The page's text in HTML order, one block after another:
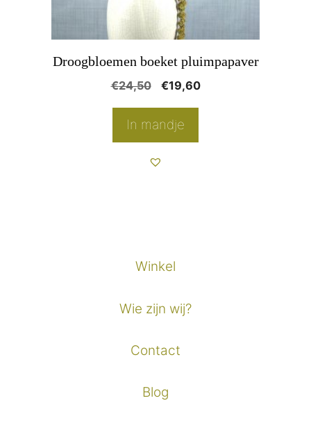
Droogbloemen boeket pluimpapaver
€24,50
Oorspronkelijke
was:
€24,50.
€19,60Huidige
In mandje
Winkel
Wie zijn wij?
Contact
Blog